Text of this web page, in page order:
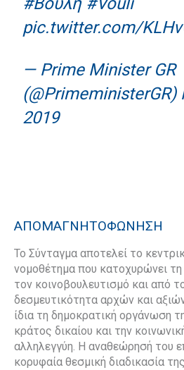
pic.twitter.com/
— Prime Minister GR
(@PrimeministerGR)
2019
ΑΠΟΜΑΓΝΗΤΟΦΩΝΗΣΗ
Το Σύνταγμα αποτελεί το
νομοθέτημα που κατοχυρώνει τη
τον κοινοβουλευτισμό και από
δεσμευτικότητα αρχών και
ίδια τη δημοκρατική οργάνωση
κράτος δικαίου και την
αλληλεγγύη. Η αναθεώρησή του
κορυφαία θεσμική διαδικασία